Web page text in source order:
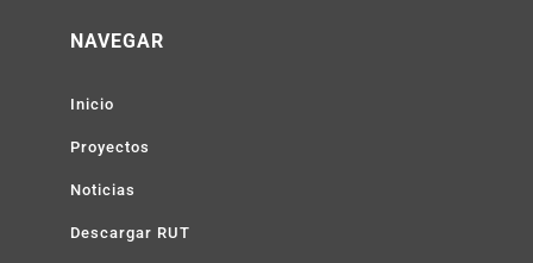
NAVEGAR
Inicio
Proyectos
Noticias
Descargar RUT